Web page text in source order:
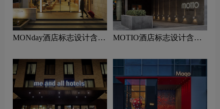
MONday酒店标志设计含义
MOTIO酒店标志设计含义